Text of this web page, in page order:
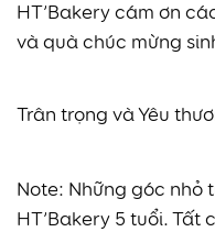
HT’Bakery cám ơn
và quà chúc mừng
Trân trọng và Yêu
Note: Những góc nhỏ
HT’Bakery 5 tuổi.